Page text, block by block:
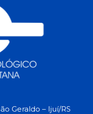
Geraldo – Ijuí/RS